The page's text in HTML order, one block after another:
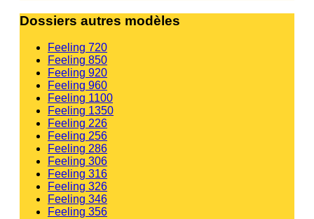
Dossiers autres modèles
Feeling 720
Feeling 850
Feeling 920
Feeling 960
Feeling 1100
Feeling 1350
Feeling 226
Feeling 256
Feeling 286
Feeling 306
Feeling 316
Feeling 326
Feeling 346
Feeling 356